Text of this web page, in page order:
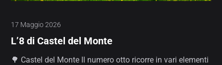
17 Maggio 2026
L’8 di Castel del Monte
🌳 Castel del Monte Il numero otto ricorre in vari elementi